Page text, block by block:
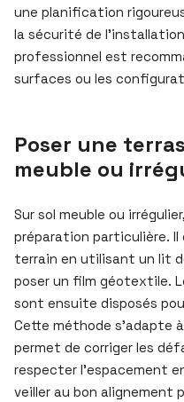
une planification
la sécurité de
professionnel est
surfaces ou les
Poser une
meuble ou
Sur sol meuble ou
préparation particulière.
terrain en utilisant un lit
poser un film géotextile.
sont ensuite disposés
Cette méthode s’adapte
permet de corriger les
respecter l’espacement
veiller au bon alignement